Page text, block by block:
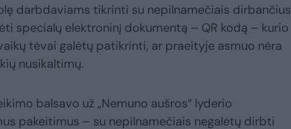
darbdaviams tikrinti su nepilnamečiais dirbančius
specialų elektroninį dokumentą – QR kodą – kurio
tėvai galėtų patikrinti, ar praeityje asmuo nėra
nusikaltimų.
balsavo už „Nemuno aušros“ lyderio
pakeitimus – su nepilnamečiais negalėtų dirbti